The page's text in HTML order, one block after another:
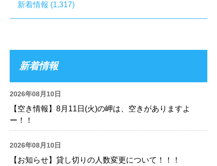
新着情報 (1,317)
新着情報
2026年08月10日
【空き情報】8月11日(火)の岬は、空きがありますよ
ー！！
2026年08月10日
【お知らせ】貸し切りの人数変更について！！！